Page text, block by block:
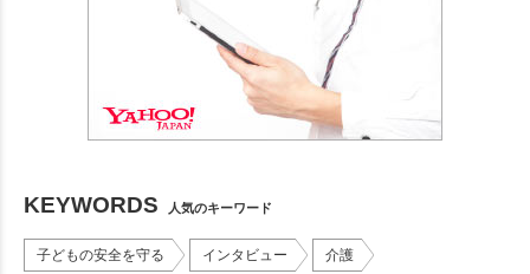
KEYWORDS 人気のキーワード
子どもの安全を守る インタビュー 介護